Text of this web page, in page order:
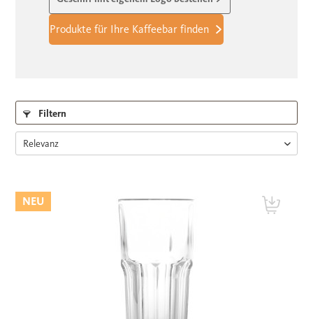
Produkte für Ihre Kaffeebar finden
Filtern
NEU